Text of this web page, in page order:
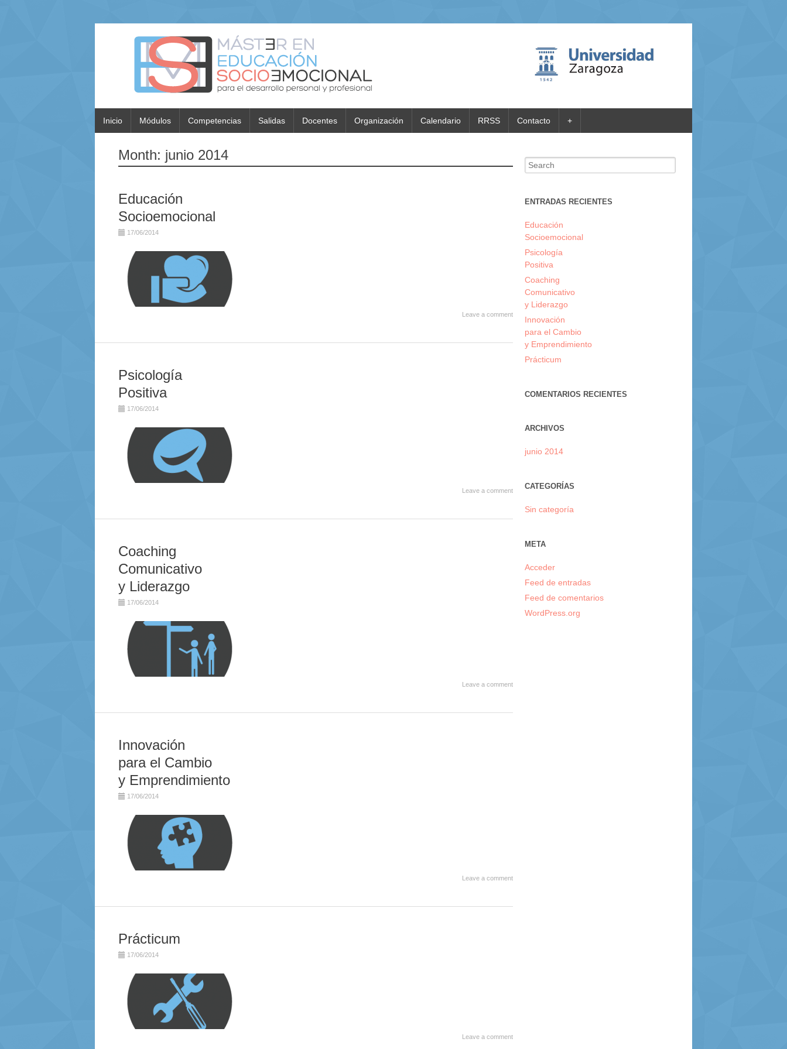
Inicio Módulos Competencias Salidas Docentes Organización Calendario RRSS Contacto +
Month: junio 2014
Educación
Socioemocional
17/06/2014
Leave a comment
Psicología
Positiva
17/06/2014
Leave a comment
Coaching
Comunicativo
y Liderazgo
17/06/2014
Leave a comment
Innovación
para el Cambio
y Emprendimiento
17/06/2014
Leave a comment
Prácticum
17/06/2014
Leave a comment
Search for:
ENTRADAS RECIENTES
Educación
Socioemocional
Psicología
Positiva
Coaching
Comunicativo
y Liderazgo
Innovación
para el Cambio
y Emprendimiento
Prácticum
COMENTARIOS RECIENTES
ARCHIVOS
junio 2014
CATEGORÍAS
Sin categoría
META
Acceder
Feed de entradas
Feed de comentarios
WordPress.org